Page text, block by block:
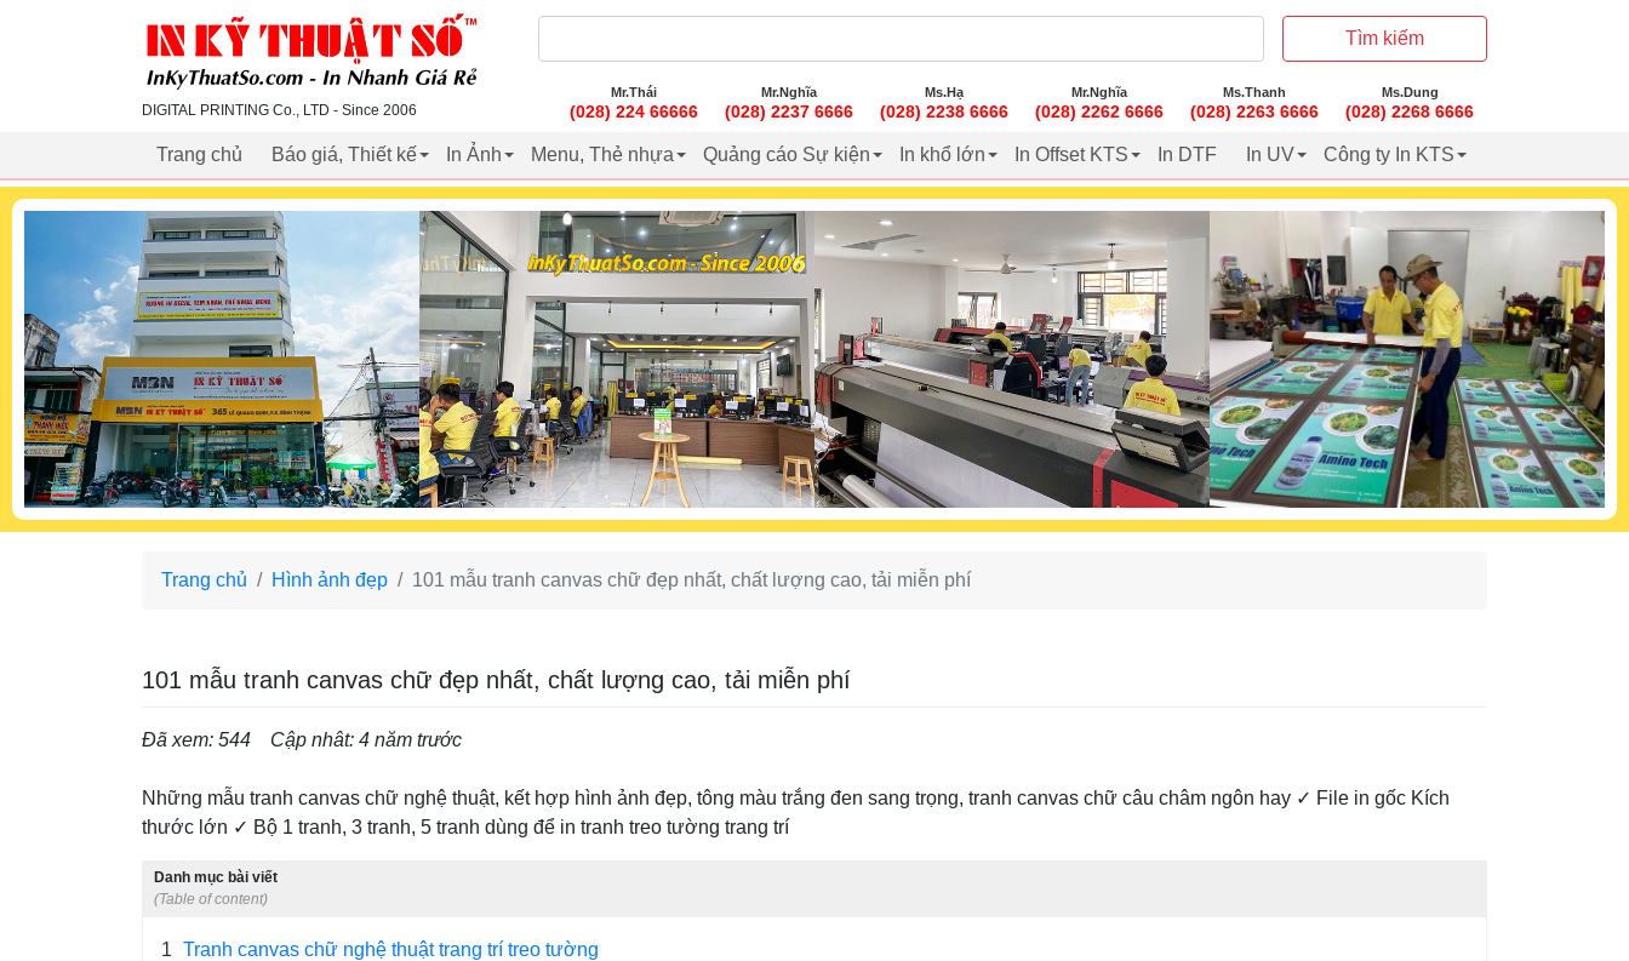
inkythuatso.com
DIGITAL PRINTING Co., LTD - Since 2006
Tìm kiếm
Mr.Thái
(028) 224 66666
Mr.Nghĩa
(028) 2237 6666
Ms.Hạ
(028) 2238 6666
Mr.Nghĩa
(028) 2262 6666
Ms.Thanh
(028) 2263 6666
Ms.Dung
(028) 2268 6666
Trang chủ Báo giá, Thiết kế In Ảnh Menu, Thẻ nhựa Quảng cáo Sự kiện In khổ lớn In Offset KTS In DTF In UV Công ty In KTS
Trang chủ Hình ảnh đẹp 101 mẫu tranh canvas chữ đẹp nhất, chất lượng cao, tải miễn phí
101 mẫu tranh canvas chữ đẹp nhất, chất lượng cao, tải miễn phí
Đã xem: 544 Cập nhât: 4 năm trước
Những mẫu tranh canvas chữ nghệ thuật, kết hợp hình ảnh đẹp, tông màu trắng đen sang trọng, tranh canvas chữ câu châm ngôn hay ✓ File in gốc Kích
thước lớn ✓ Bộ 1 tranh, 3 tranh, 5 tranh dùng để in tranh treo tường trang trí
Danh mục bài viết
(Table of content)
1 Tranh canvas chữ nghệ thuật trang trí treo tường